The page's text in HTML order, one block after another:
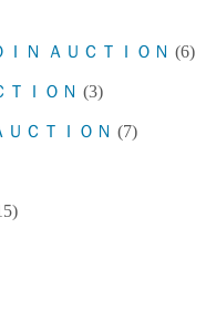
ＩＮ ＡＵＣＴＩＯＮ (6)
ＴＩＯＮ (3)
ＵＣＴＩＯＮ (7)